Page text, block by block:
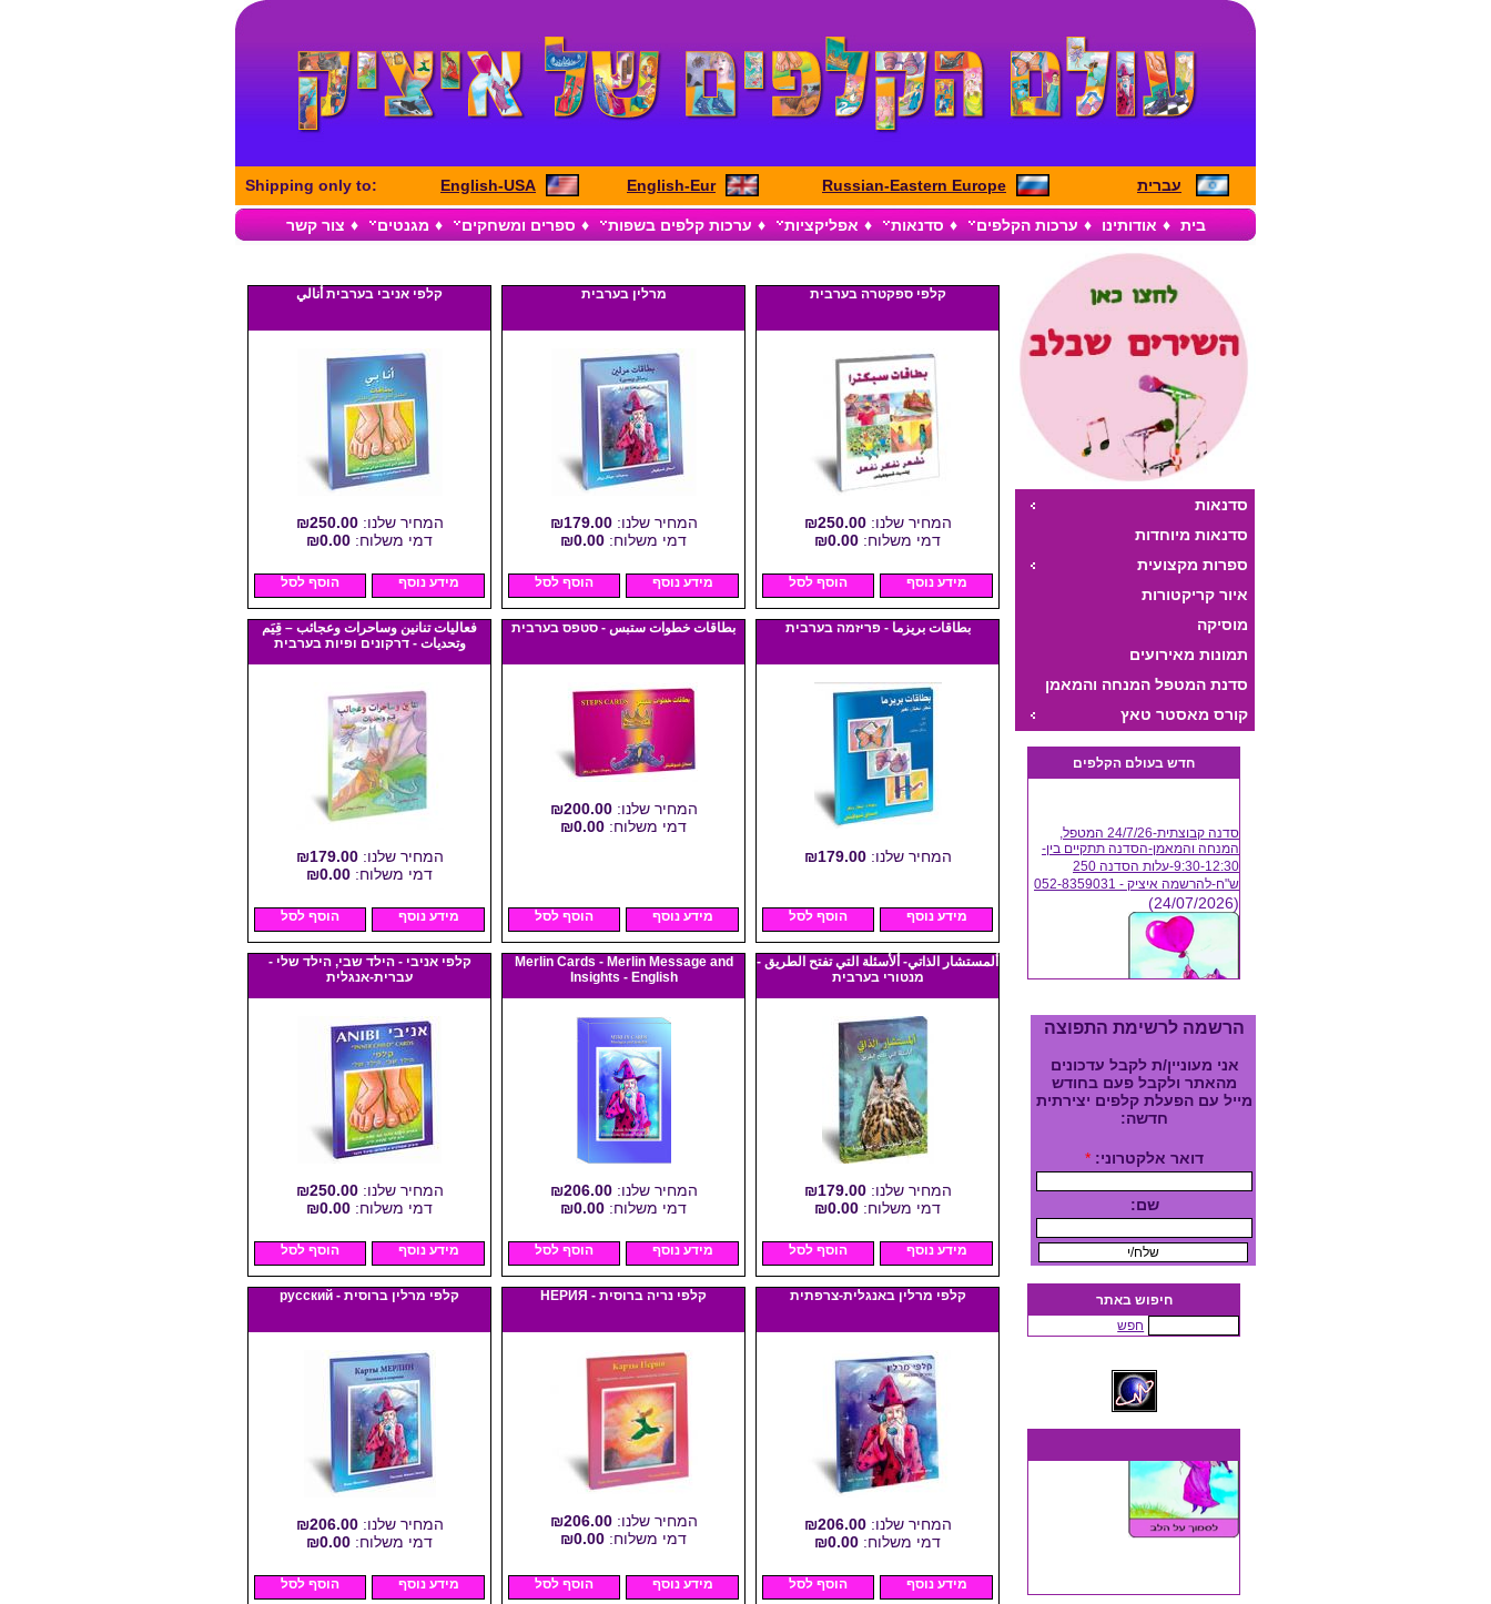
עברית Russian-Eastern Europe
English-Eur
English-USA
Shipping only to:
בית ♦ אודותינו ♦ ערכות הקלפים ♦ סדנאות ♦ אפליקציות ♦ ערכות קלפים בשפות ♦ ספרים ומשחקים ♦ מגנטים ♦ צור קשר
סדנאות
סדנאות מיוחדות
ספרות מקצועית
איור קריקטורות
מוסיקה
תמונות מאירועים
סדנת המטפל המנחה והמאמן
היצירתי
קורס מאסטר טאץ
חדש בעולם הקלפים
סדנה קבוצתית-24/7/26 המטפל,
המנחה והמאמן-הסדנה תתקיים בין-
9:30-12:30-עלות הסדנה 250
ש"ח-להרשמה איציק - 052-8359031
(24/07/2026)
הרשמה לרשימת התפוצה
אני מעוניין/ת לקבל עדכונים
מהאתר ולקבל פעם בחודש
מייל עם הפעלת קלפים יצירתית
חדשה:
דואר אלקטרוני: *
שם:
חיפוש באתר
חפש
סדנה קבוצתית-24/7/26 המטפל,
קלפי ספקטרה בערבית
המחיר שלנו:₪250.00
דמי משלוח: ₪0.00
מידע נוסף הוסף לסל
מרלין בערבית
המחיר שלנו:₪179.00
דמי משלוח: ₪0.00
מידע נוסף הוסף לסל
קלפי אניבי בערבית أنالي
המחיר שלנו:₪250.00
דמי משלוח: ₪0.00
מידע נוסף הוסף לסל
بطاقات بريزما - פריזמה בערבית
המחיר שלנו:₪179.00
מידע נוסף הוסף לסל
بطاقات خطوات ستبس - סטפס בערבית
המחיר שלנו:₪200.00
דמי משלוח: ₪0.00
מידע נוסף הוסף לסל
فعاليات تنانين وساحرات وعجائب – قِيَم
وتحديات - דרקונים ופיות בערבית
המחיר שלנו:₪179.00
דמי משלוח: ₪0.00
מידע נוסף הוסף לסל
ألمستشار الذاتي- ألأسئلة التي تفتح الطريق -
מנטורי בערבית
המחיר שלנו:₪179.00
דמי משלוח: ₪0.00
מידע נוסף הוסף לסל
Merlin Cards - Merlin Message and
Insights - English
המחיר שלנו:₪206.00
דמי משלוח: ₪0.00
מידע נוסף הוסף לסל
קלפי אניבי - הילד שבי, הילד שלי -
עברית-אנגלית
המחיר שלנו:₪250.00
דמי משלוח: ₪0.00
מידע נוסף הוסף לסל
קלפי מרלין באנגלית-צרפתית
המחיר שלנו:₪206.00
דמי משלוח: ₪0.00
מידע נוסף הוסף לסל
קלפי נריה ברוסית - НЕРИЯ
המחיר שלנו:₪206.00
דמי משלוח: ₪0.00
מידע נוסף הוסף לסל
קלפי מרלין ברוסית - русский
המחיר שלנו:₪206.00
דמי משלוח: ₪0.00
מידע נוסף הוסף לסל